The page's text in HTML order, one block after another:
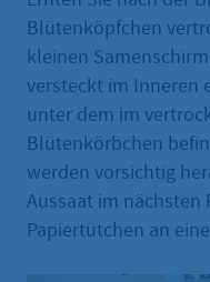
Blütenköpfchen
kleinen
versteckt im Inneren
unter dem im
Blütenkörbchen
werden vorsichtig
Aussaat im nächsten
Papiertütchen an